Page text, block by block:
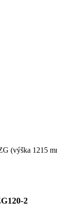
(výška 1215
2